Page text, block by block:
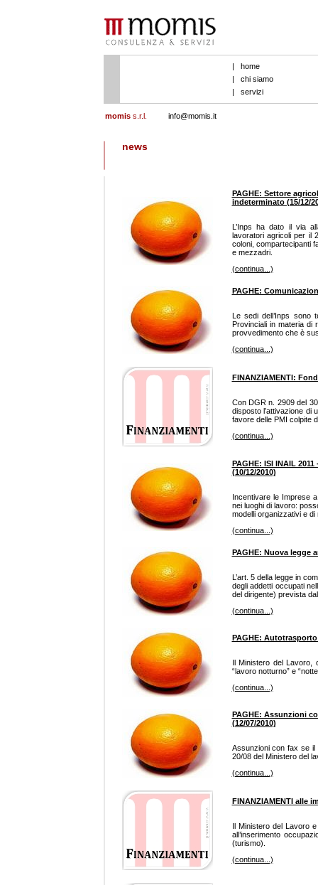
| home
| chi siamo
| servizi
momis s.r.l. info@momis.it
news
PAGHE: Settore
indeterminato (15/12/
L’Inps ha dato il via
lavoratori agricoli per il
coloni, compartecipanti
e mezzadri.
(continua...)
PAGHE:
Le sedi dell’Inps sono
Provinciali in materia di
provvedimento che è
(continua...)
FINANZIAMENTI:
Con DGR n. 2909 del
disposto l’attivazione di
favore delle PMI colpite
(continua...)
PAGHE: ISI INAIL
(10/12/2010)
Incentivare le Imprese
nei luoghi di lavoro:
modelli organizzativi e
(continua...)
PAGHE: Nuova legge
L’art. 5 della legge in
degli addetti occupati
del dirigente) prevista
(continua...)
PAGHE:
Il Ministero del Lavoro,
“lavoro notturno” e
(continua...)
PAGHE: Assunzioni
(12/07/2010)
Assunzioni con fax se il
20/08 del Ministero del
(continua...)
FINANZIAMENTI alle
Il Ministero del Lavoro
all’inserimento
(turismo).
(continua...)